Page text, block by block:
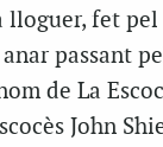
lloguer, fet
passant
de La
John